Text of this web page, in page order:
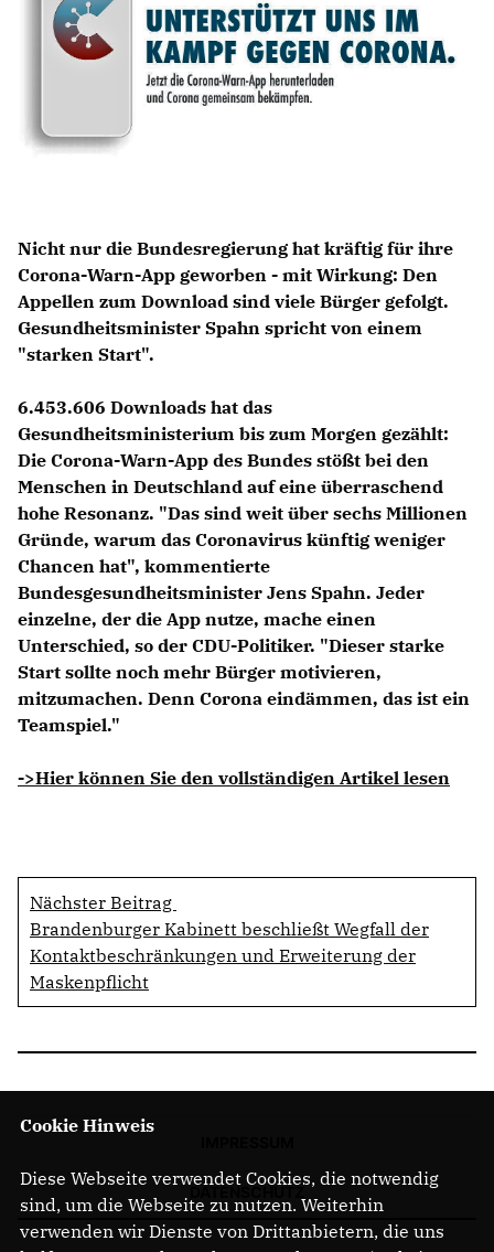
Nicht nur die Bundesregierung hat kräftig für ihre
Corona-Warn-App geworben - mit Wirkung: Den
Appellen zum Download sind viele Bürger gefolgt.
Gesundheitsminister Spahn spricht von einem
"starken Start".
6.453.606 Downloads hat das
Gesundheitsministerium bis zum Morgen gezählt:
Die Corona-Warn-App des Bundes stößt bei den
Menschen in Deutschland auf eine überraschend
hohe Resonanz. "Das sind weit über sechs Millionen
Gründe, warum das Coronavirus künftig weniger
Chancen hat", kommentierte
Bundesgesundheitsminister Jens Spahn. Jeder
einzelne, der die App nutze, mache einen
Unterschied, so der CDU-Politiker. "Dieser starke
Start sollte noch mehr Bürger motivieren,
mitzumachen. Denn Corona eindämmen, das ist ein
Teamspiel."
->Hier können Sie den vollständigen Artikel lesen
Nächster Beitrag
Brandenburger Kabinett beschließt Wegfall der
Kontaktbeschränkungen und Erweiterung der
Maskenpflicht
Cookie Hinweis
Diese Webseite verwendet Cookies, die notwendig
sind, um die Webseite zu nutzen. Weiterhin
verwenden wir Dienste von Drittanbietern, die uns